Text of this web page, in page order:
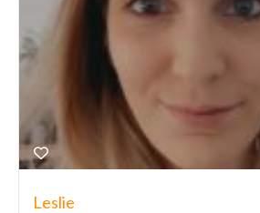
Leslie